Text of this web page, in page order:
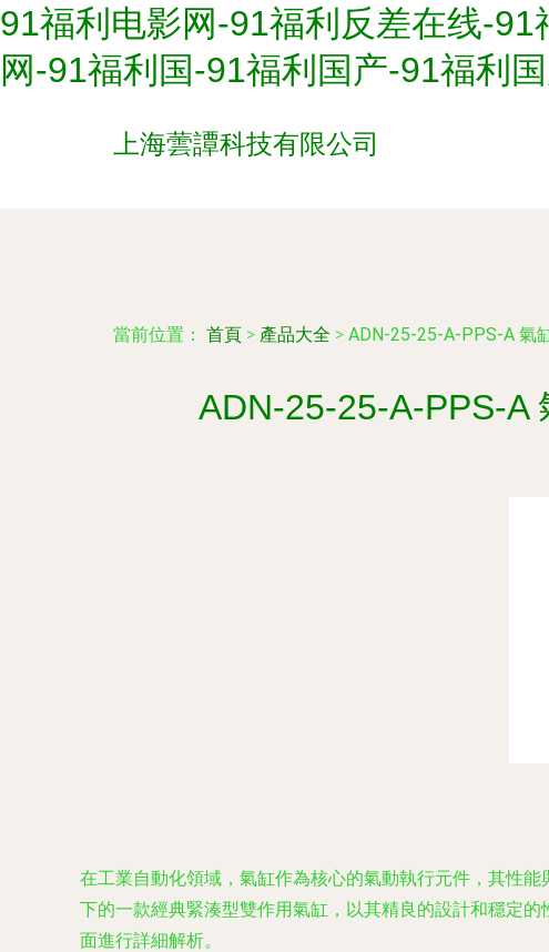
91福利电影网-91福利反差在线-
网-91福利国-91福利国产-91福利
上海蕓譚科技有限公司
當前位置： 首頁 > 產品大全 > ADN-25-25-A-PPS-A 氣
ADN-25-25-A-PPS-A
在工業自動化領域，氣缸作為核心的氣動執行元件，其性
下的一款經典緊湊型雙作用氣缸，以其精良的設計和穩定
面進行詳細解析。